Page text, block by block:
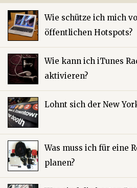
Wie schütze ich mich
öffentlichen Hotspots?
Wie kann ich iTunes
aktivieren?
Lohnt sich der New
Was muss ich für eine
planen?